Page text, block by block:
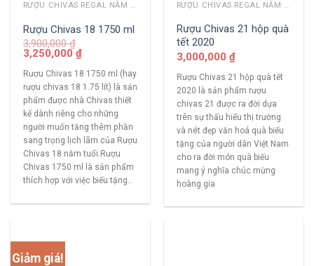
RƯỢU CHIVAS REGAL NĂM CŨ
Rượu Chivas 18 1750 ml
3,900,000₫
3,250,000₫
Rượu Chivas 18 1750 ml (hay
rượu chivas 18 1.75 lít) là sản
phẩm được nhà Chivas thiết
kế dành riêng cho những
người muốn tăng thêm phần
sang trọng lịch lãm của Rượu
Chivas 18 năm tuổi.Rượu
Chivas 1750 ml là sản phẩm
thích hợp với việc biếu tặng..
RƯỢU CHIVAS REGAL NĂM CŨ
Rượu Chivas 21 hộp quà
tết 2020
3,000,000 ₫
Rượu Chivas 21 hộp quà tết
2020 là sản phẩm rượu
chivas 21 được ra đời dựa
trên sự thấu hiểu thị trường
và nét đẹp văn hoá quà biếu
tặng của người dân Việt Nam
cho ra đời món quà biếu
mang ý nghĩa chúc mừng
hoàng gia
Giảm giá!